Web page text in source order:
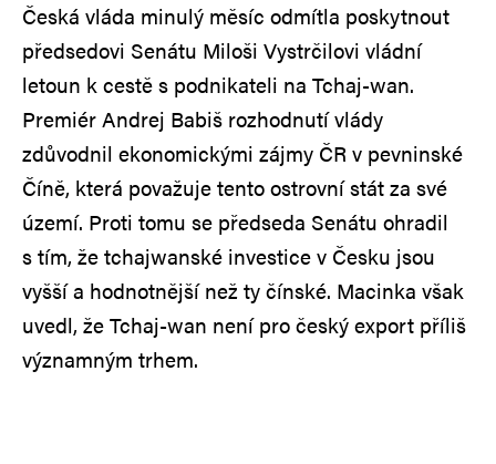
Česká vláda minulý měsíc odmítla poskytnout
předsedovi Senátu Miloši Vystrčilovi vládní
letoun k cestě s podnikateli na Tchaj-wan.
Premiér Andrej Babiš rozhodnutí vlády
zdůvodnil ekonomickými zájmy ČR v pevninské
Číně, která považuje tento ostrovní stát za své
území. Proti tomu se předseda Senátu ohradil
s tím, že tchajwanské investice v Česku jsou
vyšší a hodnotnější než ty čínské. Macinka však
uvedl, že Tchaj-wan není pro český export příliš
významným trhem.